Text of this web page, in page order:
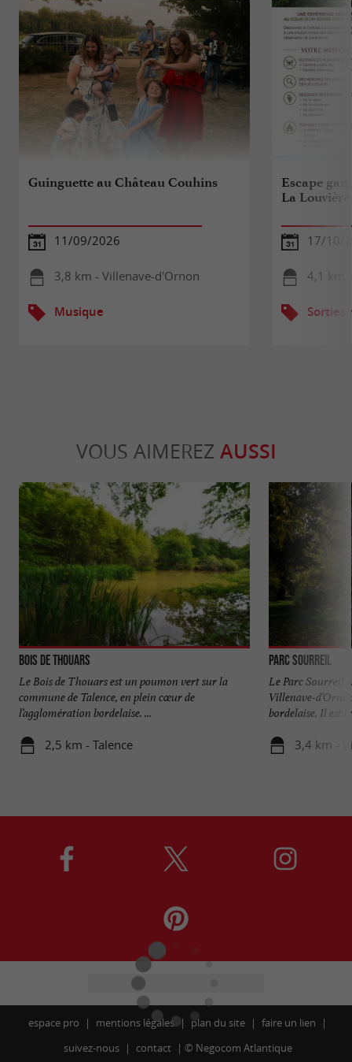
Guinguette au Château Couhins
11/09/2026
3,8 km - Villenave-d'Ornon
Musique
Escape
La Louvière
17/10/
4,1 km
Sorties
VOUS AIMEREZ AUSSI
Bois de Thouars
Le Bois de Thouars est un poumon vert sur la
commune de Talence, en plein cœur de
l’agglomération bordelaise. ...
2,5 km - Talence
Parc Sourreil
Le Parc Sourreil
Villenave-
bordelaise. Il est
3,4 km -
espace pro mentions légales plan du site
faire un lien
suivez-nous
contact © Negocom Atlantique